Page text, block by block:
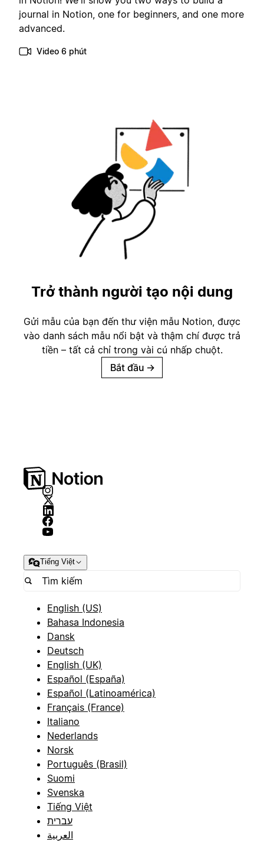
journal in Notion, one for beginners, and one more
advanced.
Video 6 phút
Trở thành người tạo nội dung
Gửi mẫu của bạn đến thư viện mẫu Notion, được
vào danh sách mẫu nổi bật và thậm chí được trả
tiền – tất cả chỉ trong vài cú nhấp chuột.
Bắt đầu →
Tiếng Việt
English (US)
Bahasa Indonesia
Dansk
Deutsch
English (UK)
Español (España)
Español (Latinoamérica)
Français (France)
Italiano
Nederlands
Norsk
Português (Brasil)
Suomi
Svenska
Tiếng Việt
עברית
العربية